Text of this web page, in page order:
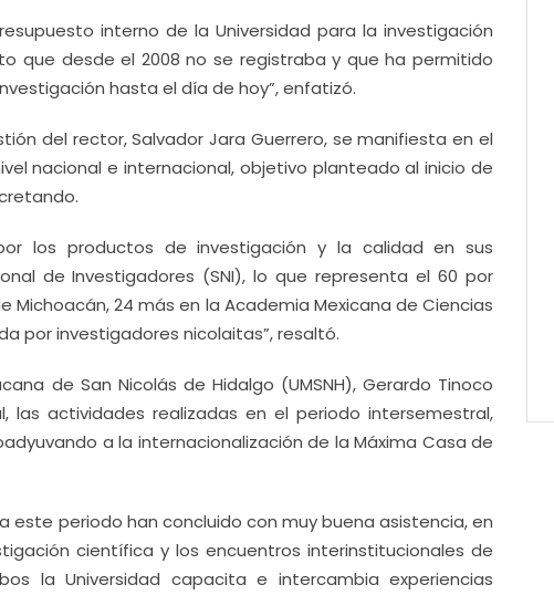
interno de la Universidad para la investigación
que desde el 2008 no se registraba y que ha permitido
hasta el día de hoy”, enfatizó.
del rector, Salvador Jara Guerrero, se manifiesta en el
nacional e internacional, objetivo planteado al inicio de
los productos de investigación y la calidad en sus
de Investigadores (SNI), lo que representa el 60 por
24 más en la Academia Mexicana de Ciencias
por investigadores nicolaitas”, resaltó.
de San Nicolás de Hidalgo (UMSNH), Gerardo Tinoco
las actividades realizadas en el periodo intersemestral,
a la internacionalización de la Máxima Casa de
este periodo han concluido con muy buena asistencia, en
científica y los encuentros interinstitucionales de
la Universidad capacita e intercambia experiencias